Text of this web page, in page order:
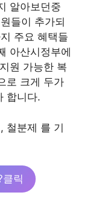
알아보던중
들이 추가되
주요 혜택들
아산시정부에
원 가능한 복
로 크게 두가
합니다.
철분제 를 기
클릭